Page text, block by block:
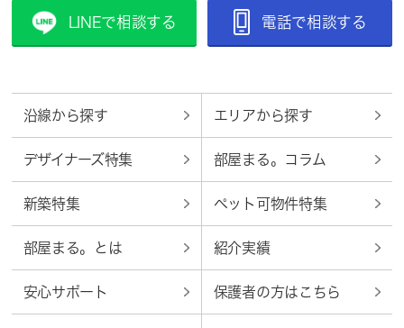
LINEで相談する 電話で相談する
沿線から探す エリアから探す
デザイナーズ特集 部屋まる。コラム
新築特集 ペット可物件特集
部屋まる。とは 紹介実績
安心サポート 保護者の方はこちら